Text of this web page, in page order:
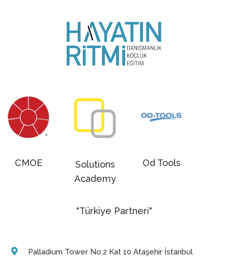
CMOE
Solutions
Academy
Od Tools
"Türkiye Partneri"
Palladium Tower No:2 Kat 10 Ataşehir İstanbul